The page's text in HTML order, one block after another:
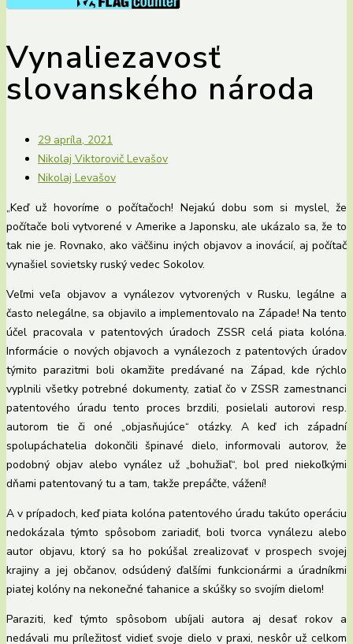
Vynaliezavosť
slovanského národa
29 apríla, 2021
Nikolaj Viktorovič Levašov
Nikolaj Levašov
„Keď už hovoríme o počítačoch! Nejakú dobu som si myslel, že
počítače boli vytvorené v Amerike a Japonsku, ale ukázalo sa, že to
tak nie je. Rovnako, ako väčšinu iných objavov a inovácií, aj počítač
vynašiel sovietsky ruský vedec Sokolov.
Veľmi veľa objavov a vynálezov vytvorených v Rusku, legálne a
často nelegálne, sa objavilo a implementovalo na Západe! Na tento
účel pracovala v patentových úradoch ZSSR celá piata kolóna.
Informácie o nových objavoch a vynálezoch z patentových úradov
týmito parazitmi boli okamžite predávané na Západ, kde rýchlo
vyplnili všetky potrebné dokumenty, zatiaľ čo v ZSSR zamestnanci
patentového úradu tento proces brzdili, posielali autorovi resp.
autorom tie či oné „objasňujúce“ otázky. A keď ich západní
spolupáchatelia dokončili špinavé dielo, informovali autorov, že
podobný objav alebo vynález už „bohužiaľ“, bol pred niekoľkými
dňami patentovaný tu a tam, takže prepáčte, vážení!
A v prípadoch, keď piata kolóna patentového úradu takúto operáciu
nedokázala týmto spôsobom zariadiť, boli tvorca vynálezu alebo
autor objavu, ktorý sa ho pokúšal zrealizovať v prospech svojej
krajiny a jej občanov, odsúdený ďalšími funkcionármi a úradníkmi
piatej kolóny na nekonečné ťahanice a skúšky so svojím dielom!
Paraziti, keď týmto spôsobom ubíjali autora aj desať rokov a
nedávali mu príležitosť vidieť svoje dielo v praxi, neskôr už celkom